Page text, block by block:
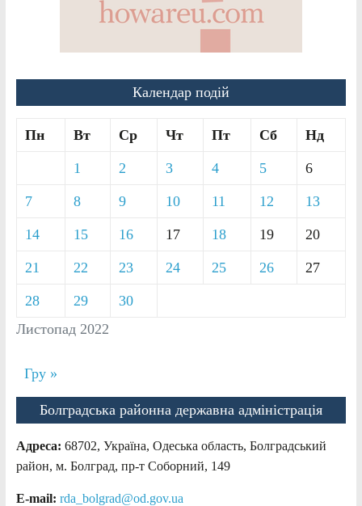
Календар подій
Листопад 2022
Пн Вт Ср Чт Пт Сб Нд
1 2 3 4 5 6
7 8 9 10 11 12 13
14 15 16 17 18 19 20
21 22 23 24 25 26 27
28 29 30
Гру »
Болградська районна державна адміністрація
Адреса: 68702, Україна, Одеська область, Болградський
район, м. Болград, пр-т Соборний, 149
E-mail: rda_bolgrad@od.gov.ua